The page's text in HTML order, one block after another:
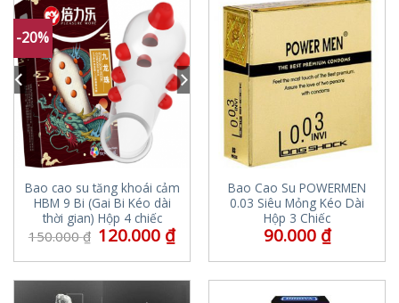
-20%
Bao cao su tăng khoái cảm
HBM 9 Bi (Gai Bi Kéo dài
thời gian) Hộp 4 chiếc
150.000₫ 120.000 ₫
Bao Cao Su POWERMEN
0.03 Siêu Mỏng Kéo Dài
Hộp 3 Chiếc
90.000 ₫